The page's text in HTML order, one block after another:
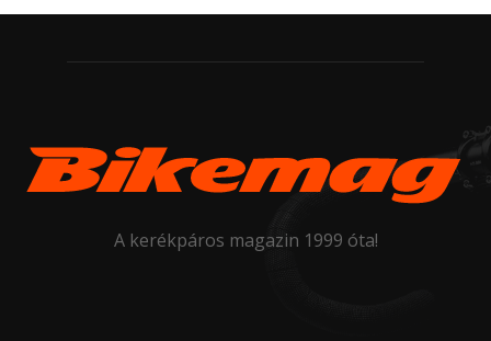
A kerékpáros magazin 1999 óta!